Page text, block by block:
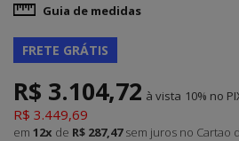
Guia de medidas
FRETE GRÁTIS
R$ 3.104,72 à vista 10%
R$ 3.449,69
em 12x de R$ 287,47 sem juros no Cartao